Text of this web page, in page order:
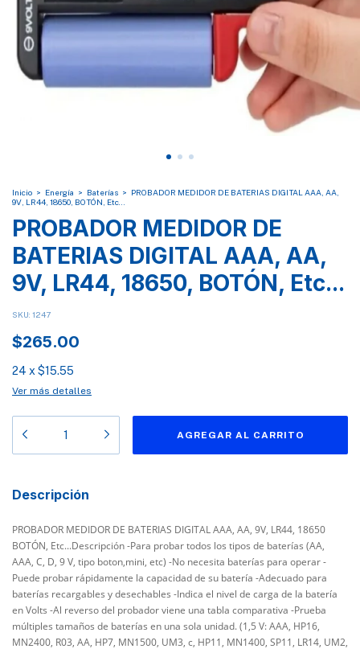
Inicio > Energía > Baterías > PROBADOR MEDIDOR DE BATERIAS DIGITAL AAA, AA,
9V, LR44, 18650, BOTÓN, Etc...
PROBADOR MEDIDOR DE
BATERIAS DIGITAL AAA, AA,
9V, LR44, 18650, BOTÓN, Etc...
SKU: 1247
$265.00
24 x $15.55
Ver más detalles
Descripción
PROBADOR MEDIDOR DE BATERIAS DIGITAL AAA, AA, 9V, LR44, 18650
BOTÓN, Etc...Descripción -Para probar todos los tipos de baterías (AA,
AAA, C, D, 9 V, tipo boton,mini, etc) -No necesita baterías para operar -
Puede probar rápidamente la capacidad de su batería -Adecuado para
baterías recargables y desechables -Indica el nivel de carga de la batería
en Volts -Al reverso del probador viene una tabla comparativa -Prueba
múltiples tamaños de baterías en una sola unidad. (1,5 V: AAA, HP16,
MN2400, R03, AA, HP7, MN1500, UM3, c, HP11, MN1400, SP11, LR14, UM2,